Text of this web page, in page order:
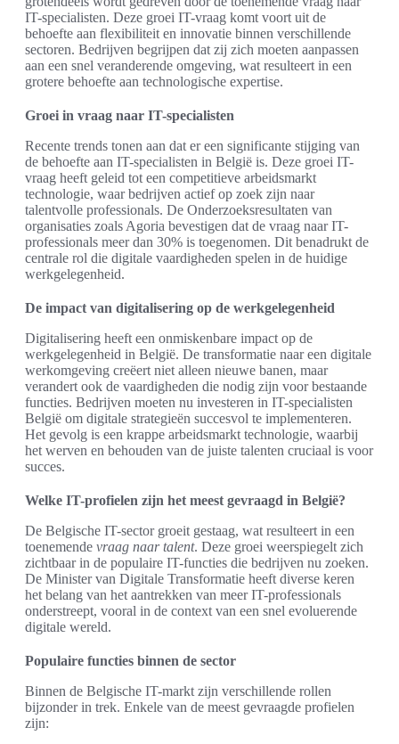
IT-specialisten. Deze groei IT-vraag komt voort uit de
behoefte aan flexibiliteit en innovatie binnen verschillende
sectoren. Bedrijven begrijpen dat zij zich moeten aanpassen
aan een snel veranderende omgeving, wat resulteert in een
grotere behoefte aan technologische expertise.
Groei in vraag naar IT-specialisten
Recente trends tonen aan dat er een significante stijging van
de behoefte aan IT-specialisten in België is. Deze groei IT-
vraag heeft geleid tot een competitieve arbeidsmarkt
technologie, waar bedrijven actief op zoek zijn naar
talentvolle professionals. De Onderzoeksresultaten van
organisaties zoals Agoria bevestigen dat de vraag naar IT-
professionals meer dan 30% is toegenomen. Dit benadrukt de
centrale rol die digitale vaardigheden spelen in de huidige
werkgelegenheid.
De impact van digitalisering op de werkgelegenheid
Digitalisering heeft een onmiskenbare impact op de
werkgelegenheid in België. De transformatie naar een digitale
werkomgeving creëert niet alleen nieuwe banen, maar
verandert ook de vaardigheden die nodig zijn voor bestaande
functies. Bedrijven moeten nu investeren in IT-specialisten
België om digitale strategieën succesvol te implementeren.
Het gevolg is een krappe arbeidsmarkt technologie, waarbij
het werven en behouden van de juiste talenten cruciaal is voor
succes.
Welke IT-profielen zijn het meest gevraagd in België?
De Belgische IT-sector groeit gestaag, wat resulteert in een
toenemende vraag naar talent. Deze groei weerspiegelt zich
zichtbaar in de populaire IT-functies die bedrijven nu zoeken.
De Minister van Digitale Transformatie heeft diverse keren
het belang van het aantrekken van meer IT-professionals
onderstreept, vooral in de context van een snel evoluerende
digitale wereld.
Populaire functies binnen de sector
Binnen de Belgische IT-markt zijn verschillende rollen
bijzonder in trek. Enkele van de meest gevraagde profielen
zijn: